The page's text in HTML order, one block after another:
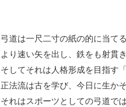
弓道は一尺二寸の紙の的に当て
より速い矢を出し、鉄をも射貫
そしてそれは人格形成を目指す
正法流は古を学び、今日に生か
それはスポーツとしての弓道で